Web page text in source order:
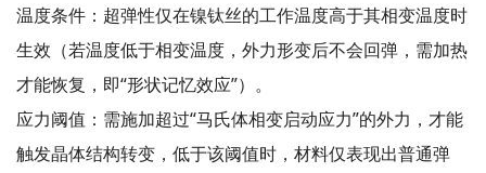
温度条件：超弹性仅在镍钛丝的工作温度高于其相变温度时
生效（若温度低于相变温度，外力形变后不会回弹，需加热
才能恢复，即“形状记忆效应”）。
应力阈值：需施加超过“马氏体相变启动应力”的外力，才能
触发晶体结构转变，低于该阈值时，材料仅表现出普通弹